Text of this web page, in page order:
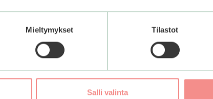
Mieltymykset Tilastot
Salli valinta